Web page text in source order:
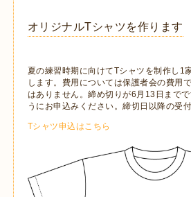
オリジナルTシャツを作ります
夏の練習時期に向けてTシャツを制作し1
します。費用については保護者会の費用
はありません。締め切りが6月13日まで
うにお申込みください。締切日以降の受
Tシャツ申込はこちら